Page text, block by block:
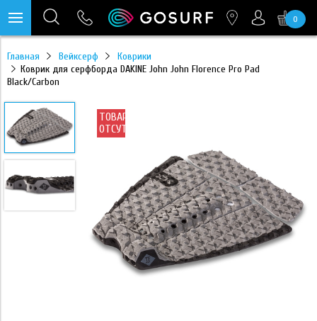
0
Главная Вейксерф
Коврики
Коврик для серфборда DAKINE John John Florence Pro Pad
Black/Carbon
ТОВАР
ОТСУТСТВУЕТ
https://mc.yandex.ru/pixel/28467905289433451?rnd=%aw_random%